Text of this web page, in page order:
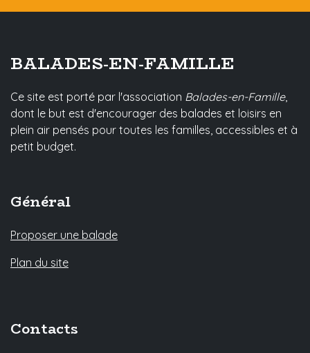
BALADES-EN-FAMILLE
Ce site est porté par l'association Balades-en-Famille,
dont le but est d'encourager des balades et loisirs en
plein air pensés pour toutes les familles, accessibles et à
petit budget.
Général
Proposer une balade
Plan du site
Contacts